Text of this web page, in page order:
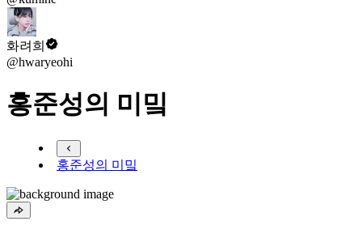
화려희
@hwaryeohi
홍준성의 미밐
홍준성의 미밐